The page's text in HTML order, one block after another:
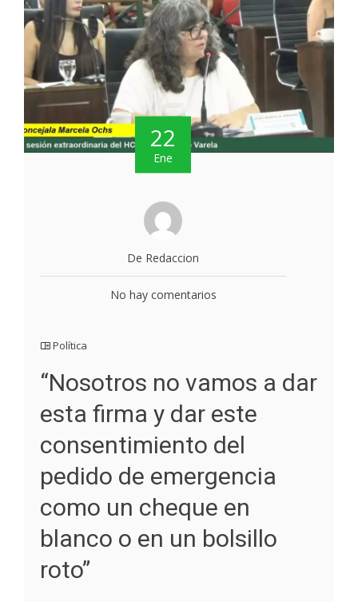
22
Ene
De Redaccion
No hay comentarios
Política
“Nosotros no vamos a dar
esta firma y dar este
consentimiento del
pedido de emergencia
como un cheque en
blanco o en un bolsillo
roto”